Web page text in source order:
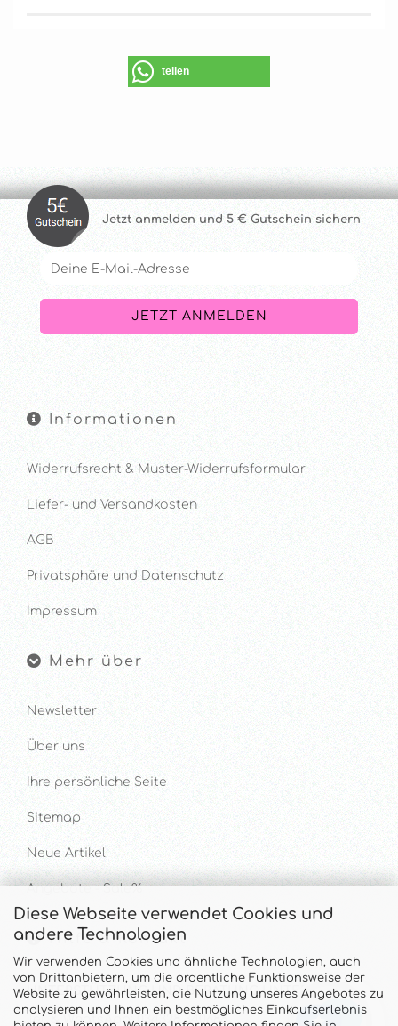
Diese Webseite verwendet Cookies und
andere Technologien
Wir verwenden Cookies und ähnliche Technologien, auch
von Drittanbietern, um die ordentliche Funktionsweise der
Website zu gewährleisten, die Nutzung unseres Angebotes zu
analysieren und Ihnen ein bestmögliches Einkaufserlebnis
teilen
Jetzt anmelden und 5 € Gutschein sichern
Informationen
Widerrufsrecht & Muster-Widerrufsformular
Liefer- und Versandkosten
AGB
Privatsphäre und Datenschutz
Impressum
Mehr über
Newsletter
Über uns
Ihre persönliche Seite
Sitemap
Neue Artikel
Angebote - Sale%
Hilfe & Kontakt
UNTERSTÜTZUNG UND BERATUNG UNTER
Tel. & WhatsApp: 034328 340688